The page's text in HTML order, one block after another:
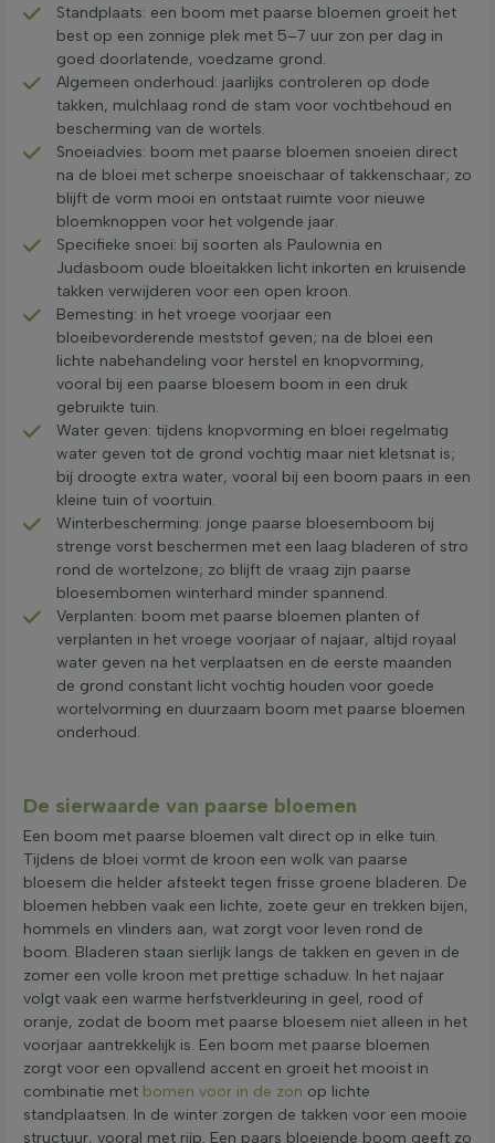
Standplaats: een boom met paarse bloemen groeit het
best op een zonnige plek met 5–7 uur zon per dag in
goed doorlatende, voedzame grond.
Algemeen onderhoud: jaarlijks controleren op dode
takken, mulchlaag rond de stam voor vochtbehoud en
bescherming van de wortels.
Snoeiadvies: boom met paarse bloemen snoeien direct
na de bloei met scherpe snoeischaar of takkenschaar; zo
blijft de vorm mooi en ontstaat ruimte voor nieuwe
bloemknoppen voor het volgende jaar.
Specifieke snoei: bij soorten als Paulownia en
Judasboom oude bloeitakken licht inkorten en kruisende
takken verwijderen voor een open kroon.
Bemesting: in het vroege voorjaar een
bloeibevorderende meststof geven; na de bloei een
lichte nabehandeling voor herstel en knopvorming,
vooral bij een paarse bloesem boom in een druk
gebruikte tuin.
Water geven: tijdens knopvorming en bloei regelmatig
water geven tot de grond vochtig maar niet kletsnat is;
bij droogte extra water, vooral bij een boom paars in een
kleine tuin of voortuin.
Winterbescherming: jonge paarse bloesemboom bij
strenge vorst beschermen met een laag bladeren of stro
rond de wortelzone; zo blijft de vraag zijn paarse
bloesembomen winterhard minder spannend.
Verplanten: boom met paarse bloemen planten of
verplanten in het vroege voorjaar of najaar, altijd royaal
water geven na het verplaatsen en de eerste maanden
de grond constant licht vochtig houden voor goede
wortelvorming en duurzaam boom met paarse bloemen
onderhoud.
De sierwaarde van paarse bloemen
Een boom met paarse bloemen valt direct op in elke tuin.
Tijdens de bloei vormt de kroon een wolk van paarse
bloesem die helder afsteekt tegen frisse groene bladeren. De
bloemen hebben vaak een lichte, zoete geur en trekken bijen,
hommels en vlinders aan, wat zorgt voor leven rond de
boom. Bladeren staan sierlijk langs de takken en geven in de
zomer een volle kroon met prettige schaduw. In het najaar
volgt vaak een warme herfstverkleuring in geel, rood of
oranje, zodat de boom met paarse bloesem niet alleen in het
voorjaar aantrekkelijk is. Een boom met paarse bloemen
zorgt voor een opvallend accent en groeit het mooist in
combinatie met bomen voor in de zon op lichte
standplaatsen. In de winter zorgen de takken voor een mooie
structuur, vooral met rijp. Een paars bloeiende boom geeft zo